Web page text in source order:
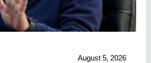
August 5, 2026